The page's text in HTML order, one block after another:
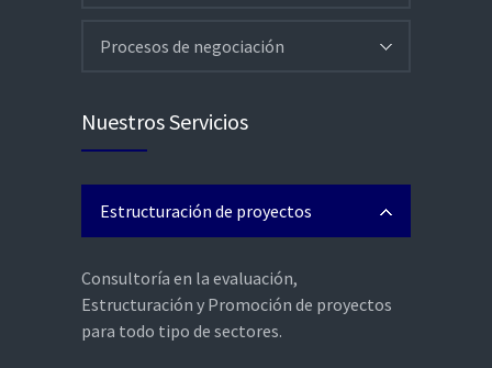
Procesos de negociación
Nuestros Servicios
Estructuración de proyectos
Consultoría en la evaluación,
Estructuración y Promoción de proyectos
para todo tipo de sectores.